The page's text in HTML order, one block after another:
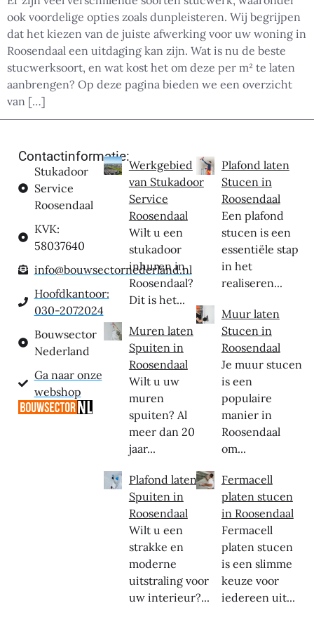
ook voordelige opties zoals dunpleisteren. Wij begrijpen
dat het kiezen van de juiste afwerking voor uw woning in
Roosendaal een uitdaging kan zijn. Wat is nu de beste
stucwerksoort, en wat kost het om deze per m² te laten
aanbrengen? Op deze pagina bieden we een overzicht
van […]
Contactinformatie:
Stukadoor
Service
Roosendaal
KVK:
58037640
info@bouwsectornederland.nl
Hoofdkantoor:
030-2072024
Bouwsector
Nederland
Ga naar onze
webshop
Werkgebied
van Stukadoor
Service
Roosendaal
Wilt u een
stukadoor
inhuren in
Roosendaal?
Dit is het...
Muren laten
Spuiten in
Roosendaal
Wilt u uw
muren
spuiten? Al
meer dan 20
jaar...
Plafond laten
Spuiten in
Roosendaal
Wilt u een
strakke en
moderne
uitstraling voor
uw interieur?...
Plafond laten
Stucen in
Roosendaal
Een plafond
stucen is een
essentiële stap
in het
realiseren...
Muur laten
Stucen in
Roosendaal
Je muur stucen
is een
populaire
manier in
Roosendaal
om...
Fermacell
platen stucen
in Roosendaal
Fermacell
platen stucen
is een slimme
keuze voor
iedereen uit...